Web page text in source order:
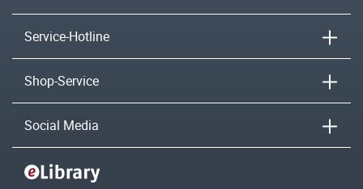
Service-Hotline
Shop-Service
Social Media